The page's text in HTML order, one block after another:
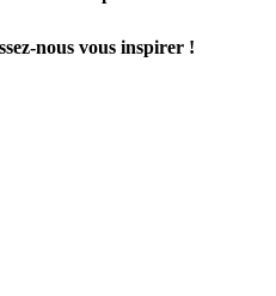
nous vous inspirer !